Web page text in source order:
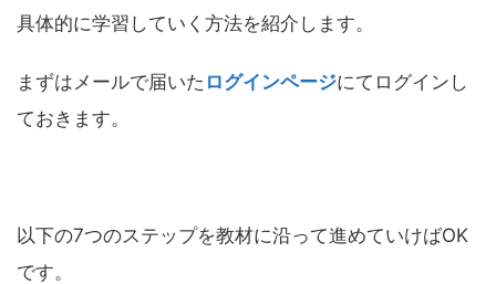
具体的に学習していく方法を紹介します。
まずはメールで届いた ログインページにてログインし
ておきます。
以下の7つのステップを教材に沿って進めていけばOK
です。